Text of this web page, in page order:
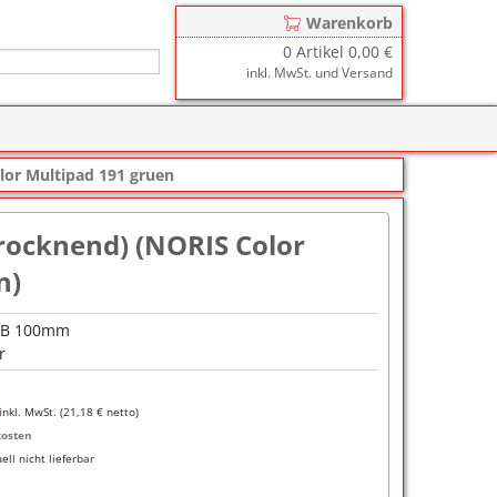
Warenkorb
0Artikel 0,00 €
inkl. MwSt. und Versand
für COLOP Printer
für COLOP Heavy Duty
für TRODAT Printy
III
Multipad 191 gruen
(NORIS Color
100mm
inkl. MwSt. (21,18 € netto)
nicht lieferbar